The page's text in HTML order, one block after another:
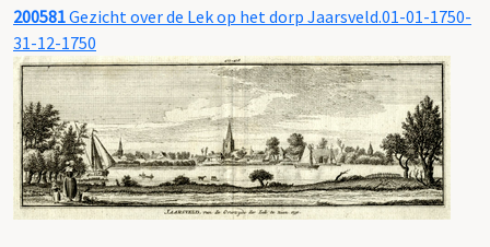
200581Gezicht over de Lek op het dorp Jaarsveld.01-01-1750-
31-12-1750